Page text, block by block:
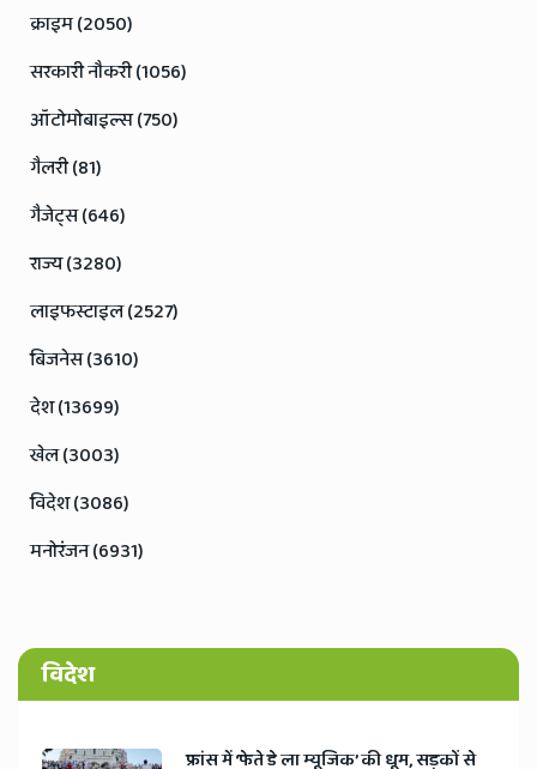
क्राइम (2050)
सरकारी नौकरी (1056)
ऑटोमोबाइल्स (750)
गैलरी (81)
गैजेट्स (646)
राज्य (3280)
लाइफस्टाइल (2527)
बिजनेस (3610)
देश (13699)
खेल (3003)
विदेश (3086)
मनोरंजन (6931)
विदेश
​फ्रांस में ‘फेते डे ला म्यूजिक’ की धूम, सड़कों से